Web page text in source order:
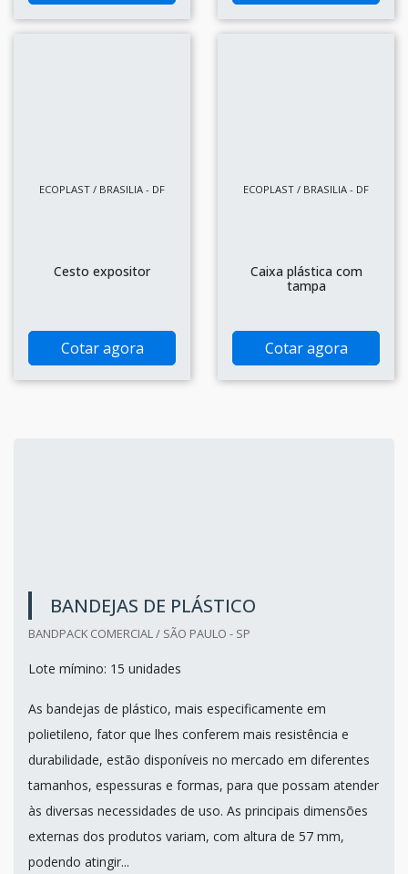
ECOPLAST / BRASILIA - DF
Cesto expositor
Cotar agora
ECOPLAST / BRASILIA - DF
Caixa plástica com
tampa
Cotar agora
BANDEJAS DE PLÁSTICO
BANDPACK COMERCIAL / SÃO PAULO - SP
Lote mímino: 15 unidades
As bandejas de plástico, mais especificamente em
polietileno, fator que lhes conferem mais resistência e
durabilidade, estão disponíveis no mercado em diferentes
tamanhos, espessuras e formas, para que possam atender
às diversas necessidades de uso. As principais dimensões
externas dos produtos variam, com altura de 57 mm,
podendo atingir...